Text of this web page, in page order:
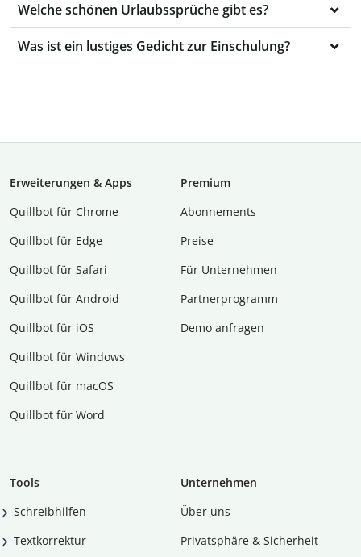
Welche schönen Urlaubssprüche gibt es?
Was ist ein lustiges Gedicht zur Einschulung?
Erweiterungen & Apps
Quillbot für Chrome
Quillbot für Edge
Quillbot für Safari
Quillbot für Android
Quillbot für iOS
Quillbot für Windows
Quillbot für macOS
Quillbot für Word
Premium
Abon­ne­ments
Preise
Für Unternehmen
Partnerprogramm
Demo anfragen
Tools
Schreibhilfen
Textkorrektur
Unternehmen
Über uns
Privatsphäre & Sicherheit